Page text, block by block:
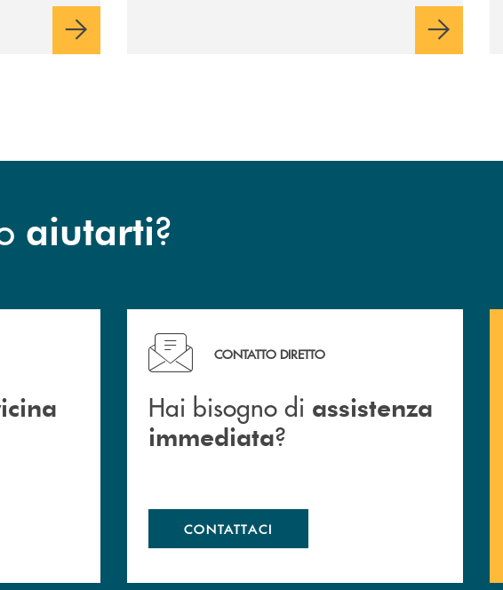
e sulla
l’offerta
aiutarti?
Hai bisogno di assistenza immediata ?
CONTATTO DIRETTO
Hai bisogno di assistenza
immediata?
CONTATTACI